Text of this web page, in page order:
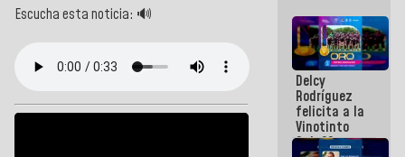
Escucha esta noticia: 🔊
Delcy
Rodríguez
felicita a la
Vinotinto
Sub 20